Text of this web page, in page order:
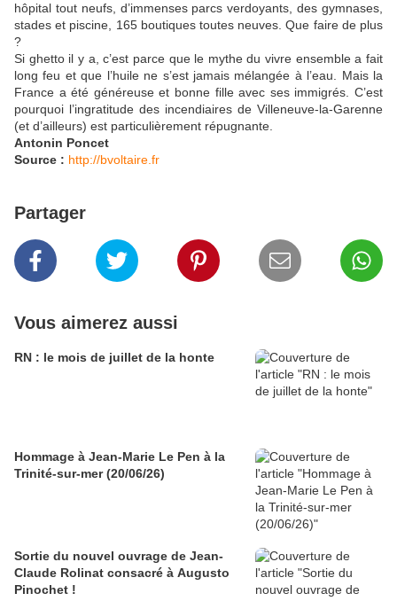
hôpital tout neufs, d’immenses parcs verdoyants, des gymnases,
stades et piscine, 165 boutiques toutes neuves. Que faire de plus
?
Si ghetto il y a, c’est parce que le mythe du vivre ensemble a fait
long feu et que l’huile ne s’est jamais mélangée à l’eau. Mais la
France a été généreuse et bonne fille avec ses immigrés. C’est
pourquoi l’ingratitude des incendiaires de Villeneuve-la-Garenne
(et d’ailleurs) est particulièrement répugnante.
Antonin Poncet
Source : http://bvoltaire.fr
Partager
Vous aimerez aussi
RN : le mois de juillet de la honte
Hommage à Jean-Marie Le Pen à la
Trinité-sur-mer (20/06/26)
Sortie du nouvel ouvrage de Jean-
Claude Rolinat consacré à Augusto
Pinochet !